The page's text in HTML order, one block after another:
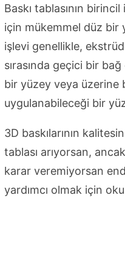
Baskı tablasının
için mükemmel düz bir
işlevi genellikle,
sırasında geçici bir
bir yüzey veya üzerine
uygulanabileceği bir
3D baskılarının
tablası arıyorsan,
karar veremiyorsan
yardımcı olmak için